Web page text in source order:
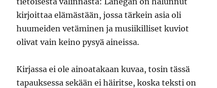
kirjoittaa elämästään, jossa tärkein asia oli
huumeiden vetäminen ja musiikilliset kuviot
olivat vain keino pysyä aineissa.
Kirjassa ei ole ainoatakaan kuvaa, tosin tässä
tapauksessa sekään ei häiritse, koska teksti on